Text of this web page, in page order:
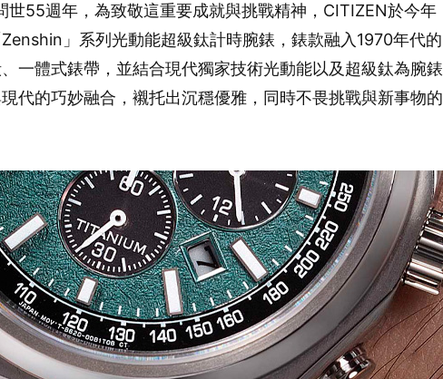
世55週年，為致敬這重要成就與挑戰精神，CITIZEN於今年
」系列光動能超級鈦計時腕錶，錶款融入1970年代的
一體式錶帶，並結合現代獨家技術光動能以及超級鈦為腕錶
代的巧妙融合，襯托出沉穩優雅，同時不畏挑戰與新事物的